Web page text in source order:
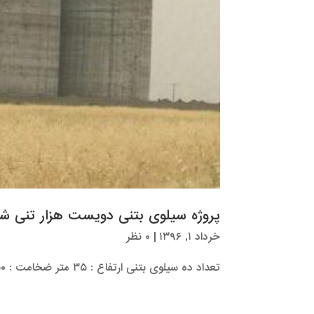
پروژه سیلوی بتنی دویست هزار تنی
خرداد ۱, ۱۳۹۶ | ۰ نظر
تعداد ده سیلوی بتنی ارتفاع : ۳۵ متر ضخامت : ۵۰ سانتیمتر قطر : ۲۶ متر واقع در منطقه عرب حسن مدت اجرا : ۴...